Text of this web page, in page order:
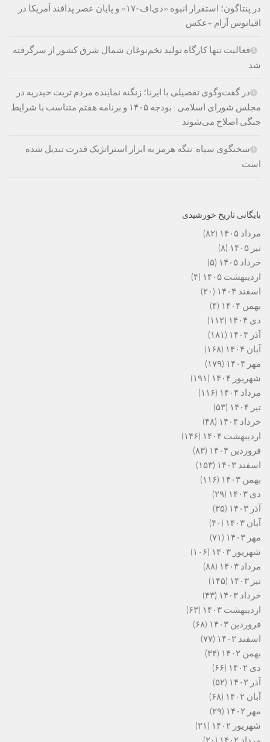
در پنتاگون؛ استقرار انبوه «دی‌اف‑۱۷» و پایان عصر پدافند آمریکا در
اقیانوس آرام +عکس
فعالیت تنها کارگاه تولید تخم‌نوغان شمال شرق کشور از سرگرفته
شد
در گفت‌وگوی تفصیلی با ایرنا؛ زنگنه نماینده مردم تربت حیدریه در
مجلس شورای اسلامی : بودجه ۱۴۰۵ و برنامه هفتم متناسب با شرایط
جنگی اصلاح می‌شوند
سخنگوی سپاه: تنگه هرمز به ابزار استراتژیک قدرت تبدیل شده
است
بایگانی تاریخ خورشیدی
مرداد ۱۴۰۵
(۸۲)
تیر ۱۴۰۵
(۸)
خرداد ۱۴۰۵
(۵)
اردیبهشت ۱۴۰۵
(۴)
اسفند ۱۴۰۴
(۲۰)
بهمن ۱۴۰۴
(۴)
دی ۱۴۰۴
(۱۱۲)
آذر ۱۴۰۴
(۱۸۱)
آبان ۱۴۰۴
(۱۶۸)
مهر ۱۴۰۴
(۱۷۹)
شهریور ۱۴۰۴
(۱۹۱)
مرداد ۱۴۰۴
(۱۱۶)
تیر ۱۴۰۴
(۵۳)
خرداد ۱۴۰۴
(۴۸)
اردیبهشت ۱۴۰۴
(۱۴۶)
فروردین ۱۴۰۴
(۸۳)
اسفند ۱۴۰۳
(۱۵۳)
بهمن ۱۴۰۳
(۱۱۶)
دی ۱۴۰۳
(۲۹)
آذر ۱۴۰۳
(۳۵)
آبان ۱۴۰۳
(۴۰)
مهر ۱۴۰۳
(۷۱)
شهریور ۱۴۰۳
(۱۰۶)
مرداد ۱۴۰۳
(۸۸)
تیر ۱۴۰۳
(۱۴۵)
خرداد ۱۴۰۳
(۴۳)
اردیبهشت ۱۴۰۳
(۶۳)
فروردین ۱۴۰۳
(۶۸)
اسفند ۱۴۰۲
(۷۷)
بهمن ۱۴۰۲
(۳۴)
دی ۱۴۰۲
(۶۶)
آذر ۱۴۰۲
(۵۲)
آبان ۱۴۰۲
(۶۸)
مهر ۱۴۰۲
(۲۹)
شهریور ۱۴۰۲
(۲۱)